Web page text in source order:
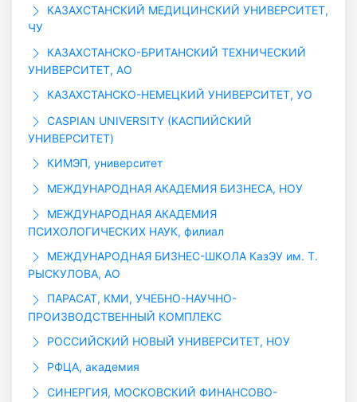
КАЗАХСТАНСКИЙ МЕДИЦИНСКИЙ УНИВЕРСИТЕТ,
ЧУ
КАЗАХСТАНСКО-БРИТАНСКИЙ ТЕХНИЧЕСКИЙ
УНИВЕРСИТЕТ, АО
КАЗАХСТАНСКО-НЕМЕЦКИЙ УНИВЕРСИТЕТ, УО
CASPIAN UNIVERSITY (КАСПИЙСКИЙ
УНИВЕРСИТЕТ)
КИМЭП, университет
МЕЖДУНАРОДНАЯ АКАДЕМИЯ БИЗНЕСА, НОУ
МЕЖДУНАРОДНАЯ АКАДЕМИЯ
ПСИХОЛОГИЧЕСКИХ НАУК, филиал
МЕЖДУНАРОДНАЯ БИЗНЕС-ШКОЛА КазЭУ им. Т.
РЫСКУЛОВА, АО
ПАРАСАТ, КМИ, УЧЕБНО-НАУЧНО-
ПРОИЗВОДСТВЕННЫЙ КОМПЛЕКС
РОССИЙСКИЙ НОВЫЙ УНИВЕРСИТЕТ, НОУ
РФЦА, академия
СИНЕРГИЯ, МОСКОВСКИЙ ФИНАНСОВО-